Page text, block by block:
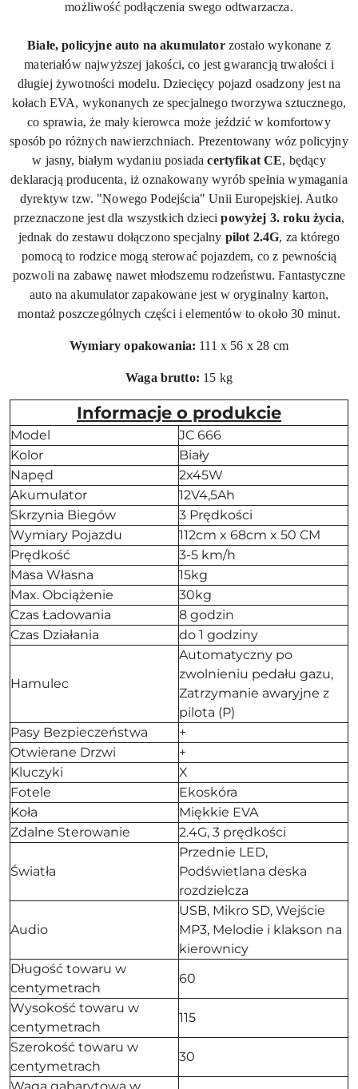
możliwość podłączenia swego odtwarzacza.
Białe, policyjne auto na akumulator zostało wykonane z
materiałów najwyższej jakości, co jest gwarancją trwałości i
długiej żywotności modelu. Dziecięcy pojazd osadzony jest na
kołach EVA, wykonanych ze specjalnego tworzywa sztucznego,
co sprawia, że mały kierowca może jeździć w komfortowy
sposób po różnych nawierzchniach. Prezentowany wóz policyjny
w jasny, białym wydaniu posiada certyfikat CE, będący
deklaracją producenta, iż oznakowany wyrób spełnia wymagania
dyrektyw tzw. "Nowego Podejścia" Unii Europejskiej. Autko
przeznaczone jest dla wszystkich dzieci powyżej 3. roku życia,
jednak do zestawu dołączono specjalny pilot 2.4G, za którego
pomocą to rodzice mogą sterować pojazdem, co z pewnością
pozwoli na zabawę nawet młodszemu rodzeństwu. Fantastyczne
auto na akumulator zapakowane jest w oryginalny karton,
montaż poszczególnych części i elementów to około 30 minut.
Wymiary opakowania: 111 x 56 x 28 cm
Waga brutto: 15 kg
Informacje o produkcie
Model
JC 666
Kolor
Biały
Napęd
2x45W
Akumulator
12V4,5Ah
Skrzynia Biegów
3 Prędkości
Wymiary Pojazdu
112cm x 68cm x 50 CM
Prędkość
3-5 km/h
Masa Własna
15kg
Max. Obciążenie
30kg
Czas Ładowania
8 godzin
Czas Działania
do 1 godziny
Hamulec
Automatyczny po
zwolnieniu pedału gazu,
Zatrzymanie awaryjne z
pilota (P)
Pasy Bezpieczeństwa
+
Otwierane Drzwi
+
Kluczyki
X
Fotele
Ekoskóra
Koła
Miękkie EVA
Zdalne Sterowanie
2.4G, 3 prędkości
Światła
Przednie LED,
Podświetlana deska
rozdzielcza
Audio
USB, Mikro SD, Wejście
MP3, Melodie i klakson na
kierownicy
Długość towaru w
centymetrach
60
Wysokość towaru w
centymetrach
115
Szerokość towaru w
centymetrach
30